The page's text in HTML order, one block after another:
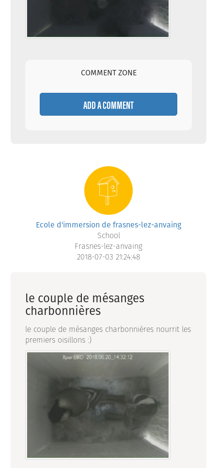
COMMENT ZONE
ADD A COMMENT
Ecole d'immersion de frasnes-lez-anvaing
School
Frasnes-lez-anvaing
2018-07-03 21:24:48
le couple de mésanges
charbonnières
le couple de mésanges charbonnières nourrit les
premiers oisillons :)